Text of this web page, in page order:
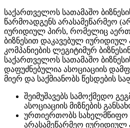
საქართველოს სათამაშო
წარმოადგენს არასამეწარმეო
იურიდიულ პირს, რომელიც
ბიზნესით დაკავებულ იურიდიულ
კომპანიების ლეგიტიმურ
საქართველოს სათამაშო
დაფუძნებულია ასოციაციის
მიერ და საქმიანობს წესდების
შეიმუშავებს სამოქმედო
ასოციაციის მიზნების
ურთიერთობს სახელმწიფო
არასამეწარმეო იურიდიულ